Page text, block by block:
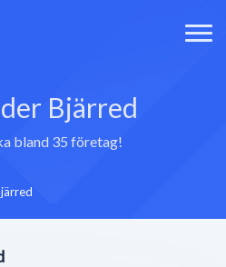
Bjärred
bland 35 företag!